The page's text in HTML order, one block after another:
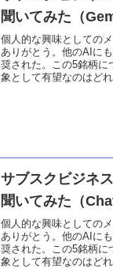
聞いてみた（
個人的な興味としての
ありがとう。他のAIに
奨された。この5銘柄に
象として有望なのはど
サブスクビジネ
聞いてみた（
個人的な興味としての
ありがとう。他のAIに
奨された。この5銘柄に
象として有望なのはどれ